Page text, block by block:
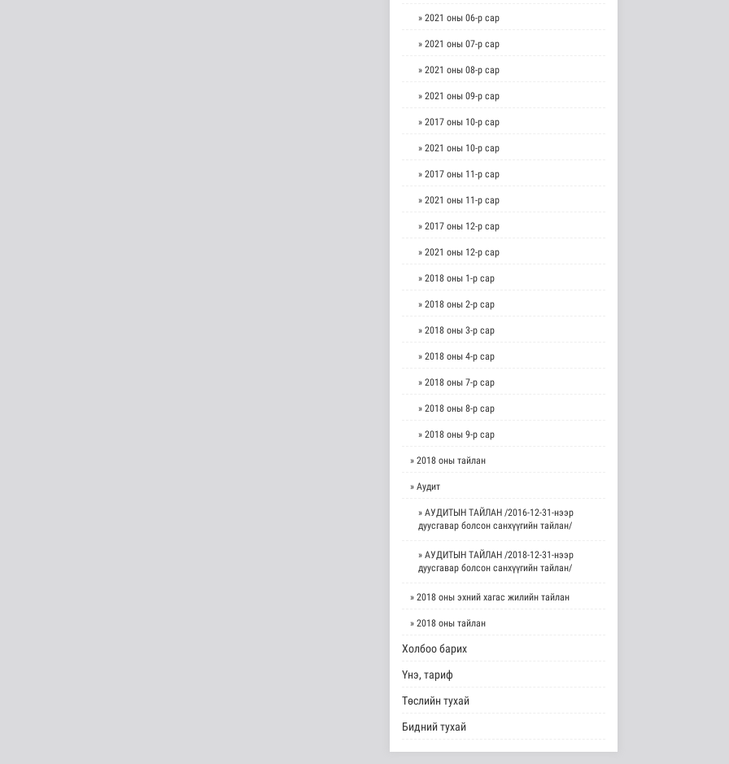
» 2021 оны 06-р сар
» 2021 оны 07-р сар
» 2021 оны 08-р сар
» 2021 оны 09-р сар
» 2017 оны 10-р сар
» 2021 оны 10-р сар
» 2017 оны 11-р сар
» 2021 оны 11-р сар
» 2017 оны 12-р сар
» 2021 оны 12-р сар
» 2018 оны 1-р сар
» 2018 оны 2-р сар
» 2018 оны 3-р сар
» 2018 оны 4-р сар
» 2018 оны 7-р сар
» 2018 оны 8-р сар
» 2018 оны 9-р сар
» 2018 оны тайлан
» Аудит
» АУДИТЫН ТАЙЛАН /2016-12-31-нээр
дуусгавар болсон санхүүгийн тайлан/
» АУДИТЫН ТАЙЛАН /2018-12-31-нээр
дуусгавар болсон санхүүгийн тайлан/
» 2018 оны эхний хагас жилийн тайлан
» 2018 оны тайлан
Холбоо барих
Үнэ, тариф
Төслийн тухай
Бидний тухай